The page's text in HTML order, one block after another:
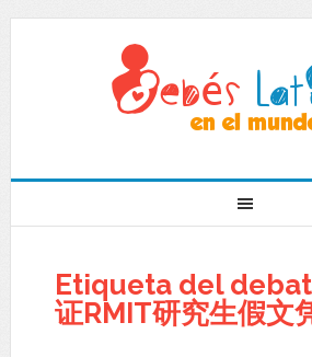
Etiqueta del
证RMIT研究生假文